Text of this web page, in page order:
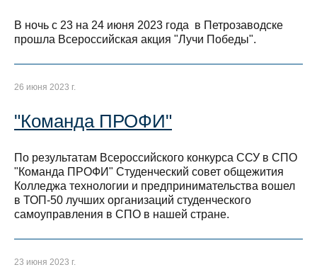
В ночь с 23 на 24 июня 2023 года в Петрозаводске
прошла Всероссийская акция "Лучи Победы".
26 июня 2023 г.
"Команда ПРОФИ"
По результатам Всероссийского конкурса ССУ в СПО
"Команда ПРОФИ" Студенческий совет общежития
Колледжа технологии и предпринимательства вошел
в ТОП-50 лучших организаций студенческого
самоуправления в СПО в нашей стране.
23 июня 2023 г.